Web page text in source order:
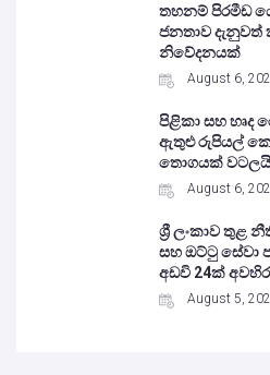
තහනම් පිරමීඩ
ජනතාව
නිවේදනයක්
August 6,
පිළිකා සහ හෘද
ඇතුළු රුපියල්
තොගයක් වටලයි
August 6,
ශ්‍රී ලංකාව තුළ
සහ ඔට්ටු සේවා
අඩවි 24ක්
August 5,